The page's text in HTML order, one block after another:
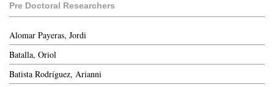
Pre Doctoral Researchers
Alomar Payeras, Jordi
Batalla, Oriol
Batista Rodríguez, Arianni